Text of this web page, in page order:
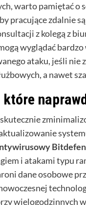
warto pamiętać
pracujące zdalnie
z kolegą z
wyglądać
ataku, jeśli
a nawet
skutecznie
i atakami typu
dane osobowe
wielogodzinnych